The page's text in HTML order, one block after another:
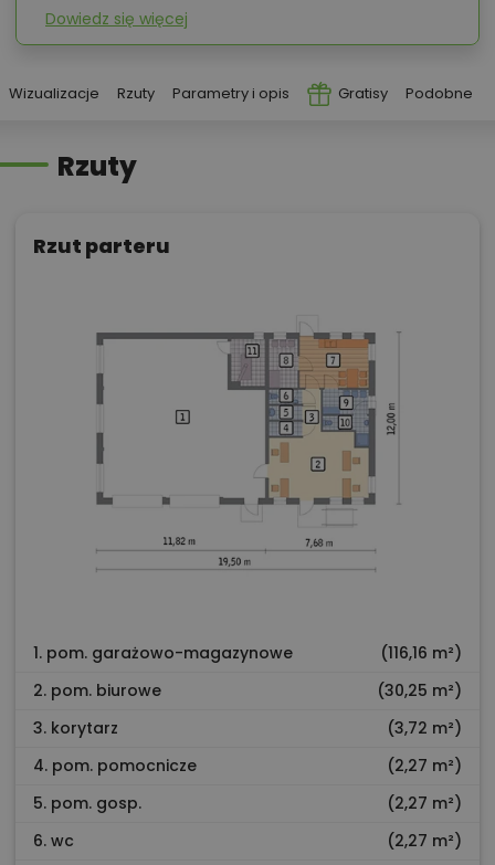
Dowiedz się więcej
Wizualizacje Rzuty Parametry i opis Gratisy Podobne
Rzuty
Rzut parteru
1. pom. garażowo-magazynowe
(116,16 m²)
2. pom. biurowe
(30,25 m²)
3. korytarz
(3,72 m²)
4. pom. pomocnicze
(2,27 m²)
5. pom. gosp.
(2,27 m²)
6. wc
(2,27 m²)